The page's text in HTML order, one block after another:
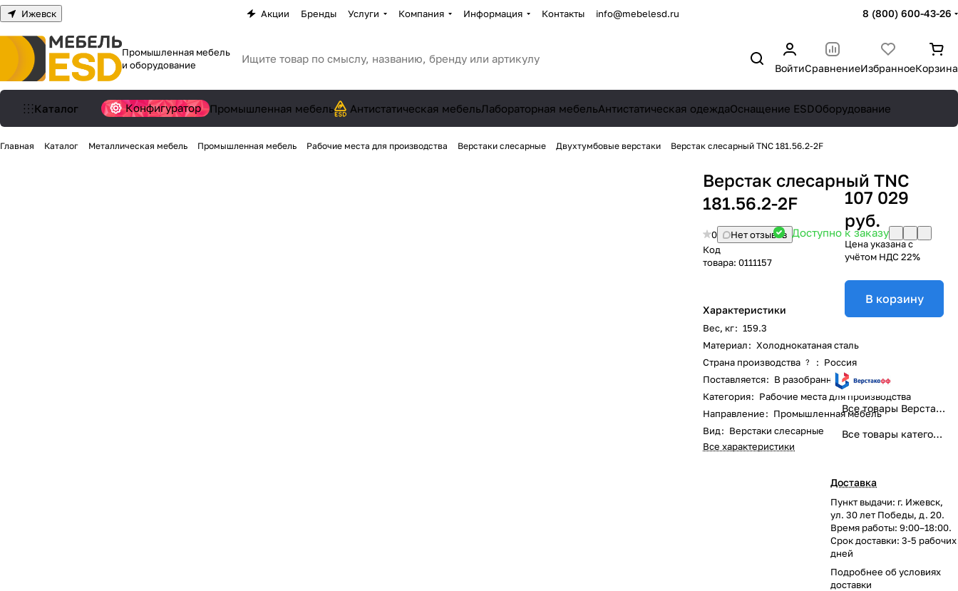
Ижевск Акции Бренды Услуги Компания Информация Контакты info@mebelesd.ru 8 (800) 600-43-26
Промышленная мебель
и оборудование
ВойтиСравнениеИзбранноеКорзина
Каталог Конфигуратор Промышленная мебель Антистатическая мебельЛабораторная мебельАнтистатическая одеждаОснащение ESDОборудование
Главная Каталог Металлическая мебель Промышленная мебель Рабочие места для производства Верстаки слесарные Двухтумбовые верстаки Верстак слесарный TNC 181.56.2-2F
Верстак слесарный TNC
181.56.2-2F
0
Нет отзывов
Код
товара: 0111157
Доступно к заказу
Характеристики
Вес, кг: 159.3
Материал: Холоднокатаная сталь
Страна производства ? : Россия
Поставляется: В разобранном виде
Категория: Рабочие места для производства
Направление: Промышленная мебель
Вид: Верстаки слесарные
Все характеристики
107 029
руб.
Цена указана с
учётом НДС 22%
В корзину
Все товары Верстакофф
Все товары категории
Доставка
Пункт выдачи: г. Ижевск,
ул. 30 лет Победы, д. 20.
Время работы: 9:00–18:00.
Срок доставки: 3-5 рабочих
дней
Подробнее обусловиях
доставки